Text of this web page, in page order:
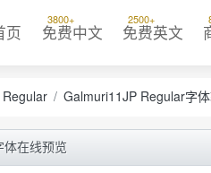
页
3800+
免费中文
2500+
免费英文
Galmuri11JP Regular字
在线预览